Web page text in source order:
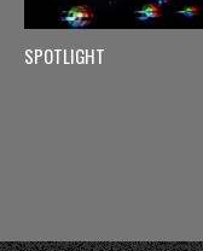
SPOTLIGHT